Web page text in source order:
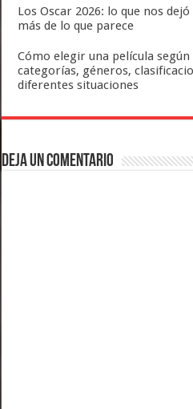
Los Oscar 2026: lo que nos
más de lo que parece
Cómo elegir una película
categorías, géneros,
diferentes situaciones
Deja un comentario